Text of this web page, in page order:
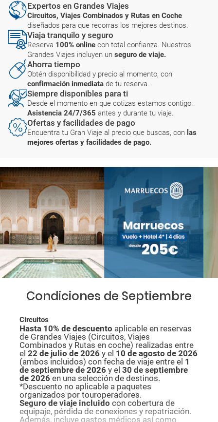
Expertos en Grandes Viajes
Circuitos, Viajes Combinados y Rutas en Coche
diseñados para que recorras los mejores destinos.
Viaja tranquilo y seguro
Reserva 100% online con total confianza. Nuestros
Grandes Viajes incluyen un seguro de viaje.
Ahorra tiempo
Obtén disponibilidad y precio al momento, con
confirmación inmediata de tu reserva.
Siempre disponibles para ti
Desde el momento en que cotizas estamos contigo.
Asistencia 24/7/365 antes y durante tu viaje.
Ofertas y facilidades de pago
Encuentra tu Gran Viaje al precio que buscas, con las
mejores ofertas y facilidades de pago.
Condiciones de Septiembre
Circuitos
Hasta 10% de descuento aplicable en reservas
de Grandes Viajes (Circuitos, Viajes
Combinados y Rutas en coche) realizadas entre
el 22 de julio de 2026 y el 10 de agosto de 2026
(ambos incluidos) con fecha de viaje entre el 1
de septiembre de 2026 y el 30 de septiembre
de 2026 en una selección de destinos.
*Descuento no aplicable a paquetes
organizados por touroperadores.
Seguro de viaje incluido con cobertura de
equipaje, pérdida de conexiones y repatriación.
Además, incluye gastos médicos así como